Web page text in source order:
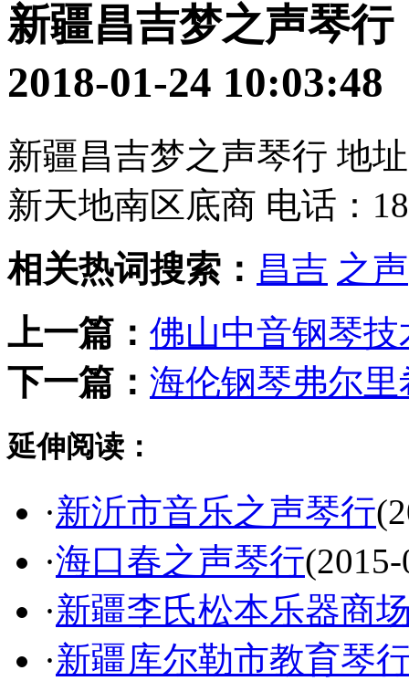
新疆昌吉梦之声琴行
2018-01-24
新疆昌吉梦之声琴行 地
新天地南区底商 电话：
相关热词搜索： 昌吉 之声
上一篇： 佛山中音钢琴
下一篇： 海伦钢琴弗尔
延伸阅读：
·新沂市音乐之声琴行
·海口春之声琴行
·新疆李氏松本乐器商
·新疆库尔勒市教育琴